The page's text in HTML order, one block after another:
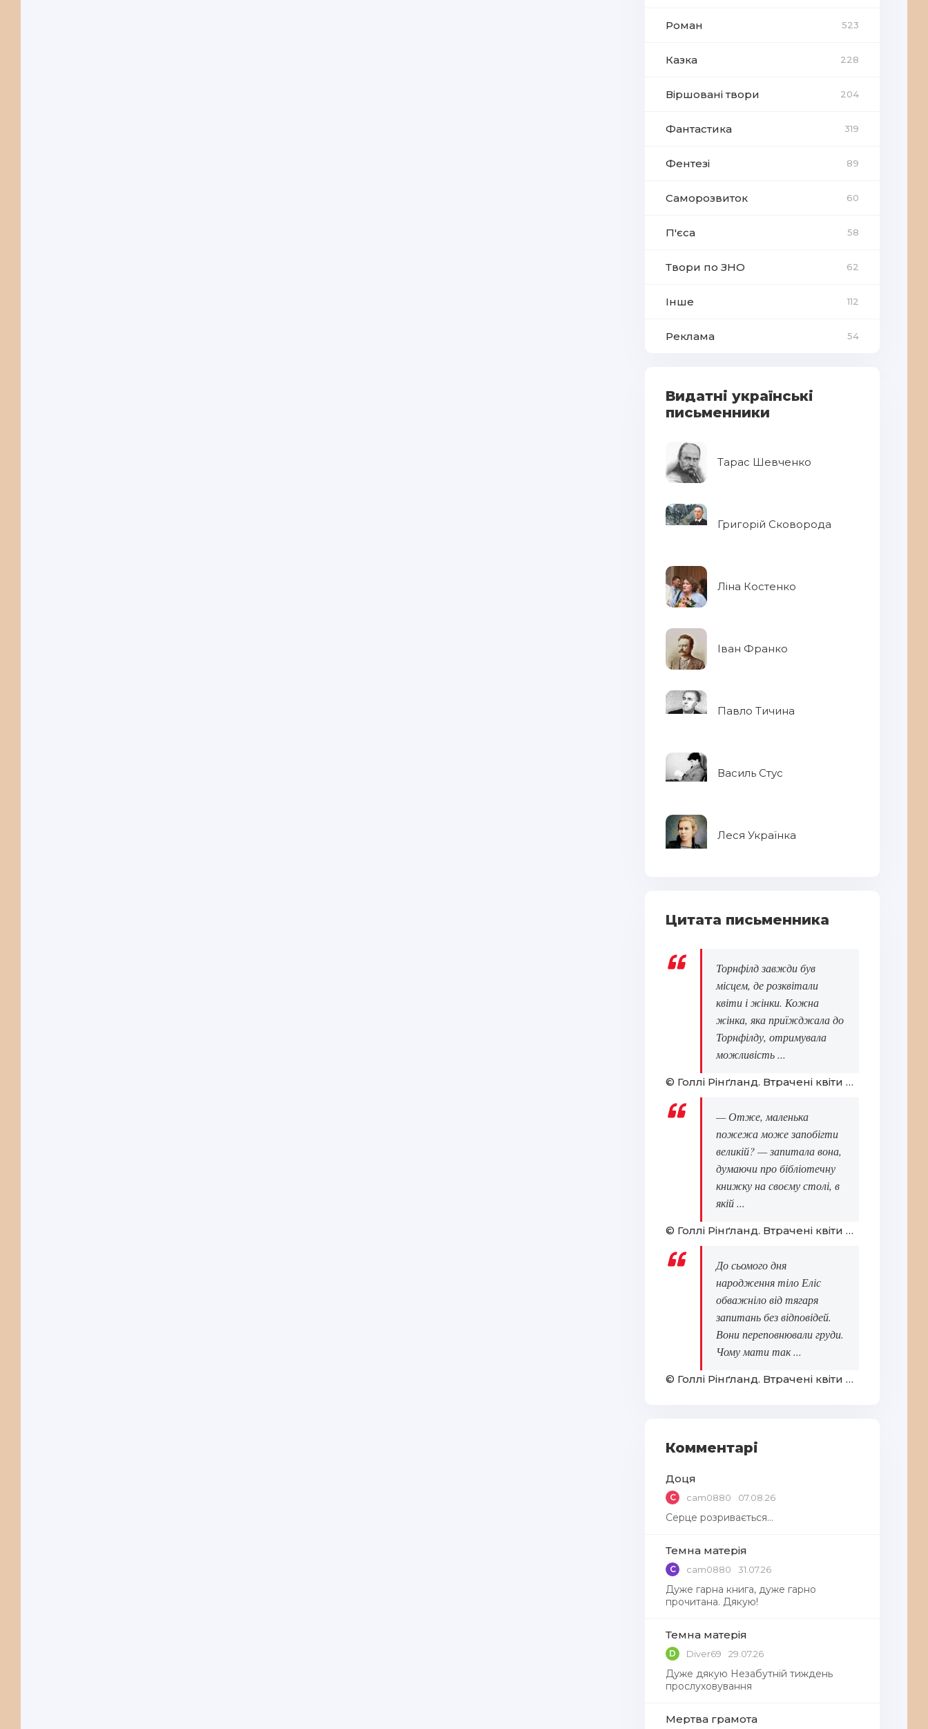
Роман 523
Казка 228
Віршовані твори 204
Фантастика 319
Фентезі 89
Саморозвиток 60
П'єса 58
Твори по ЗНО 62
Інше 112
Реклама 54
Видатні українські
письменники
Тарас Шевченко
Григорій Сковорода
Ліна Костенко
Іван Франко
Павло Тичина
Василь Стус
Леся Українка
Цитата письменника
Торнфілд завжди був
місцем, де розквітали
квіти і жінки. Кожна
жінка, яка приїжджала до
Торнфілду, отримувала
можливість ...
© Голлі Рінґланд. Втрачені квіти Еліс Гарт
— Отже, маленька
пожежа може запобігти
великій? — запитала вона,
думаючи про бібліотечну
книжку на своєму столі, в
якій ...
© Голлі Рінґланд. Втрачені квіти Еліс Гарт
До сьомого дня
народження тіло Еліс
обважніло від тягаря
запитань без відповідей.
Вони переповнювали груди.
Чому мати так ...
© Голлі Рінґланд. Втрачені квіти Еліс Гарт
Комментарі
Доця
C cam0880 07.08.26
Серце розривається…
Темна матерія
C cam0880 31.07.26
Дуже гарна книга, дуже гарно
прочитана. Дякую!
Темна матерія
D Diver69 29.07.26
Дуже дякую Незабутній тиждень
прослуховування
Мертва грамота